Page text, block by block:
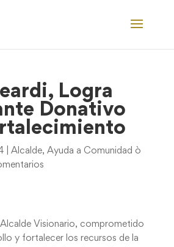
Logra
Donativo
| Alcalde, Ayuda a Comunidad ò
Alcalde Visionario, comprometido
y fortalecer los recursos de la